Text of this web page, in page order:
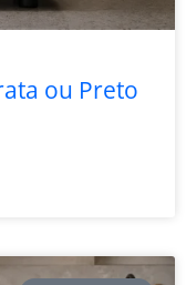
ou Preto